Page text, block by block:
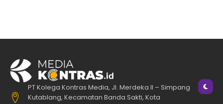
PT Kolega Kontras Media, Jl. Merdeka II – Simpang
Kutablang, Kecamatan Banda Sakti, Kota